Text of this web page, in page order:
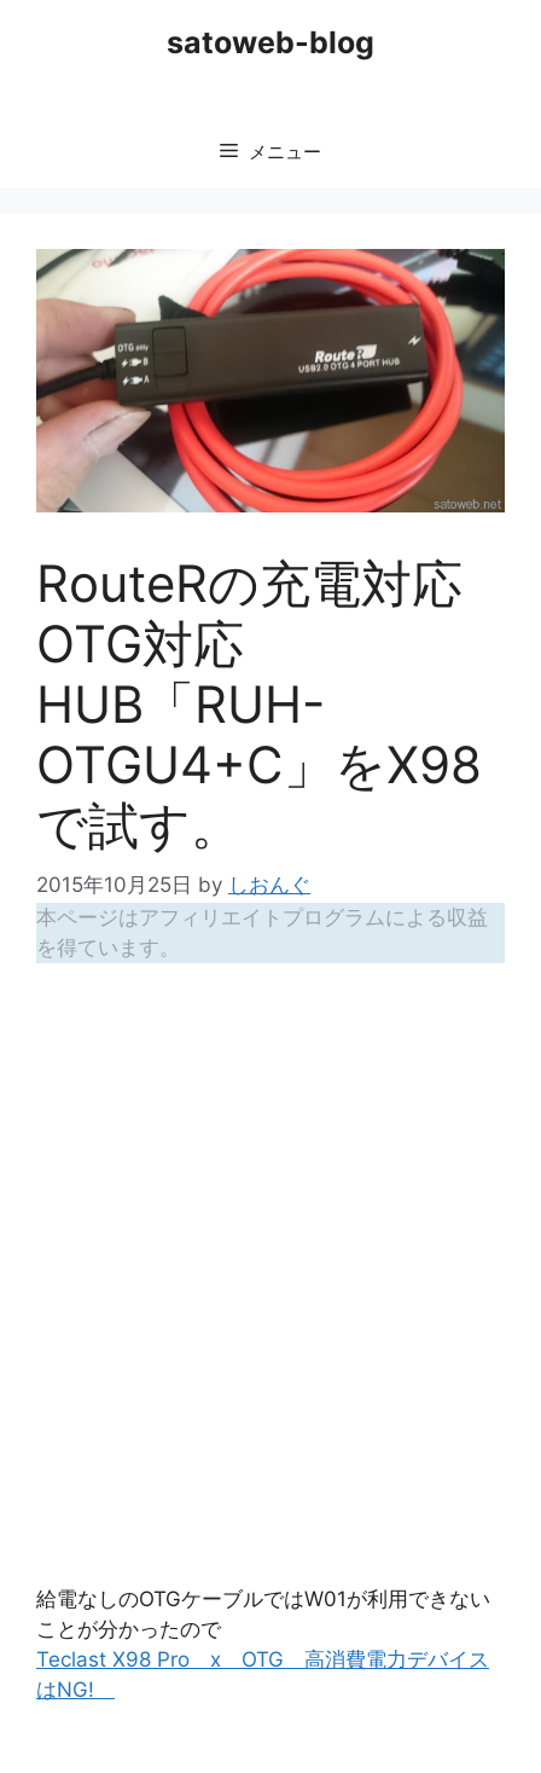
satoweb-blog
メニュー
RouteRの充電対応
OTG対応
HUB「RUH-
OTGU4+C」をX98
で試す。
2015年10月25日 by しおんぐ
本ページはアフィリエイトプログラムによる収益
を得ています。
給電なしのOTGケーブルではW01が利用できない
ことが分かったので
Teclast X98 Pro x OTG 高消費電力デバイス
はNG!